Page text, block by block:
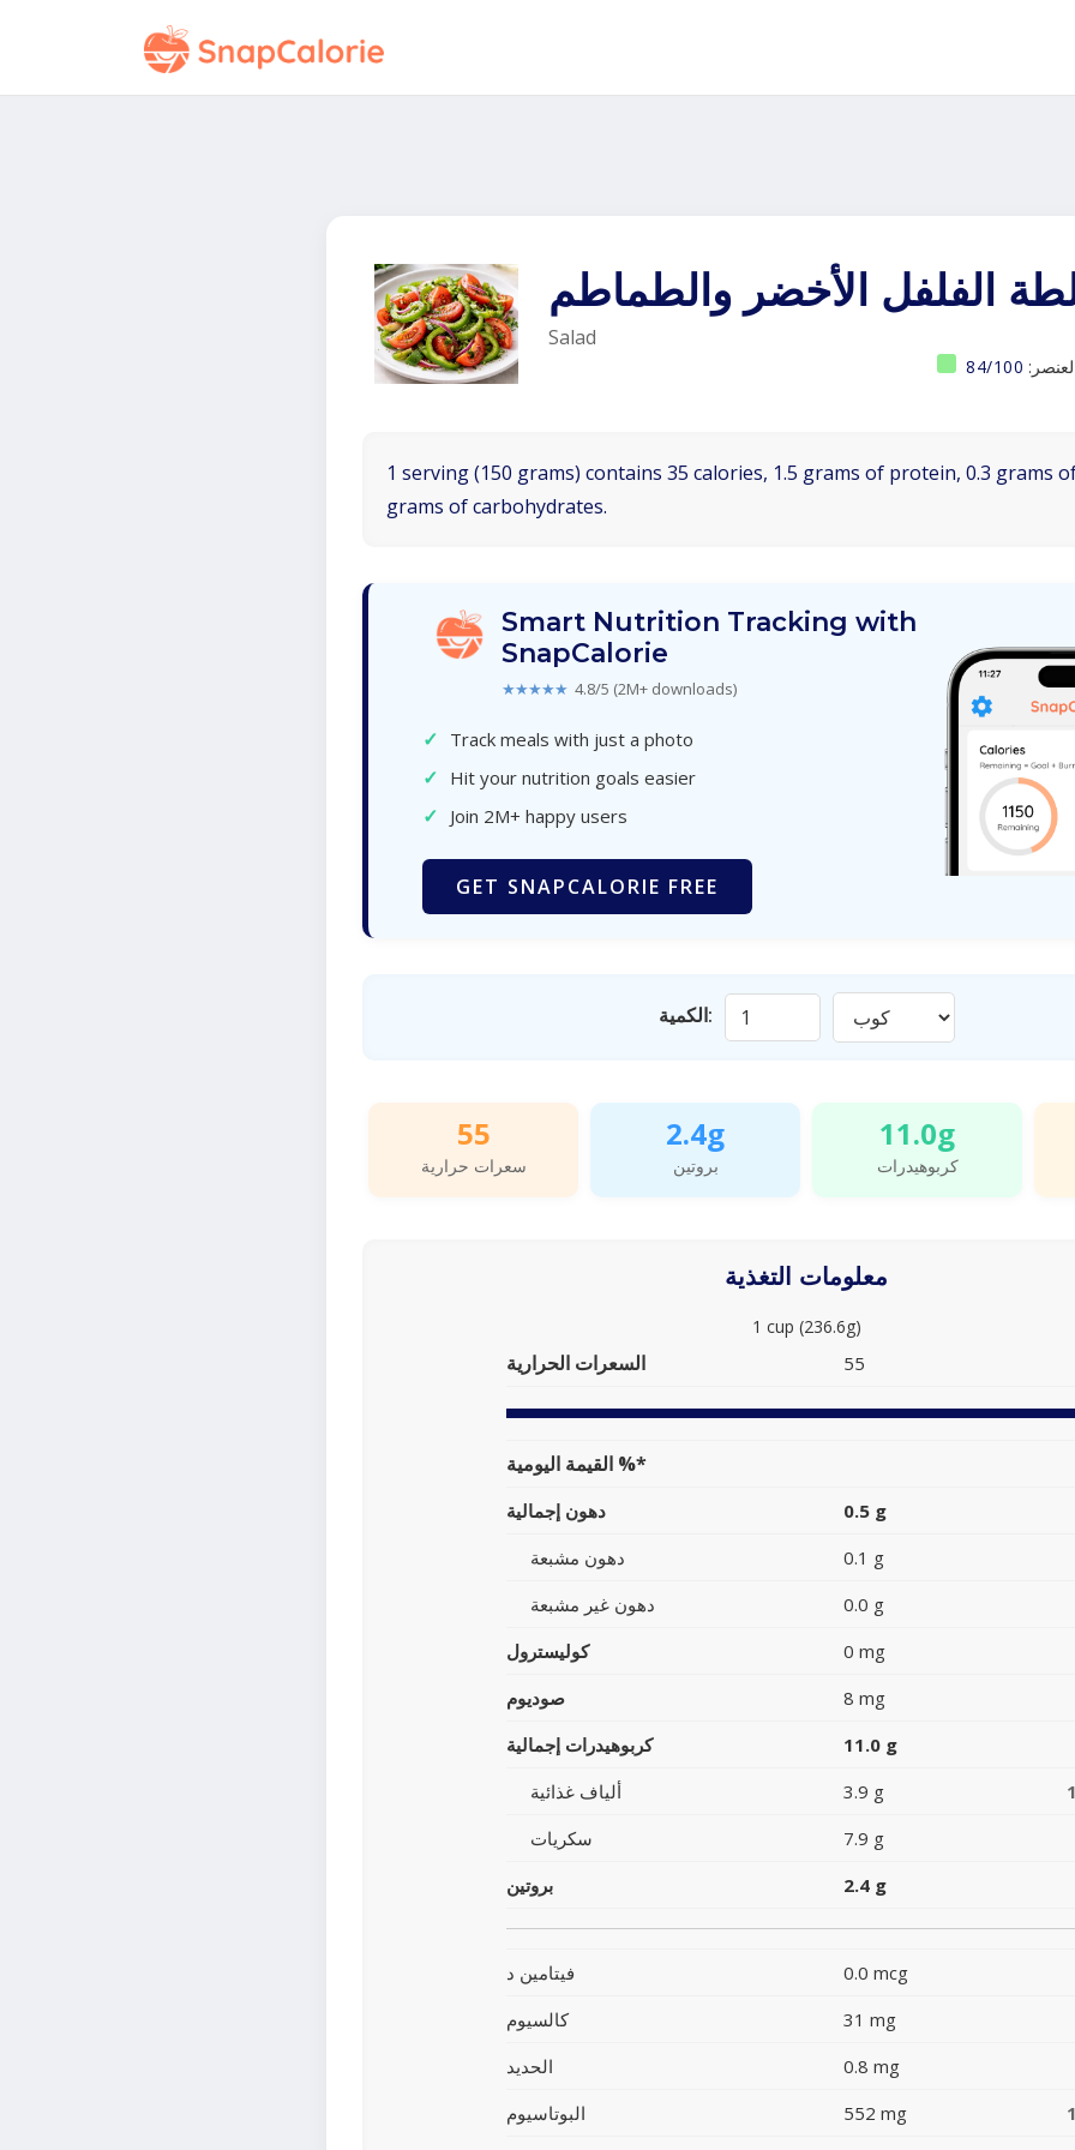
الفلفل الأخضر والطماطم
Salad
84/100
1 serving (150 grams) contains 35 calories, 1.5 grams of protein, 0.3 grams
grams of carbohydrates.
Smart Nutrition Tracking with
SnapCalorie
★★★★★ 4.8/5 (2M+ downloads)
✓ Track meals with just a photo
✓ Hit your nutrition goals easier
✓ Join 2M+ happy users
GET SNAPCALORIE FREE
الكمية:
55
سعرات حرارية
2.4g
بروتين
11.0g
كربوهيدرات
معلومات التغذية
1 cup (236.6g)
السعرات الحرارية 55
القيمة اليومية %*
دهون إجمالية
0.5 g
دهون مشبعة
0.1 g
دهون غير مشبعة
0.0 g
كوليسترول
0 mg
صوديوم
8 mg
كربوهيدرات إجمالية
11.0 g
ألياف غذائية
3.9 g
سكريات
7.9 g
بروتين
2.4 g
فيتامين د
0.0 mcg
كالسيوم
31 mg
الحديد
0.8 mg
البوتاسيوم
552 mg